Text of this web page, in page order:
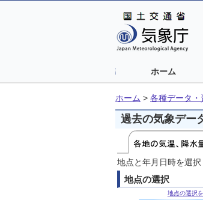
ホーム
ホーム > 各種データ・
過去の気象デー
地点と年月日時を選
地点の選択
地点の選択